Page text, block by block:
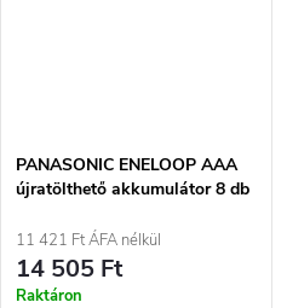
PANASONIC ENELOOP AAA
újratölthető akkumulátor 8 db
11 421 Ft ÁFA nélkül
14 505 Ft
Raktáron